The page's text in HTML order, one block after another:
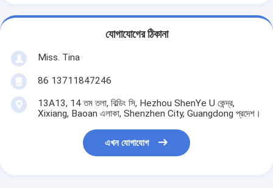
যোগাযোগের ঠিকানা
Miss. Tina
86 13711847246
13A13, 14 তম তলা, বিল্ডিং সি, Hezhou ShenYe U কেন্দ্র,
Xixiang, Baoan এলাকা, Shenzhen City, Guangdong প্রদেশ।
এখন যোগাযোগ